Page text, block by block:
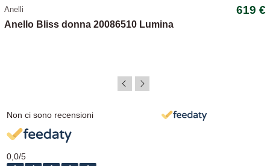
Anelli 619 €
Anello Bliss donna 20086510 Lumina
Non ci sono recensioni
0,0/5